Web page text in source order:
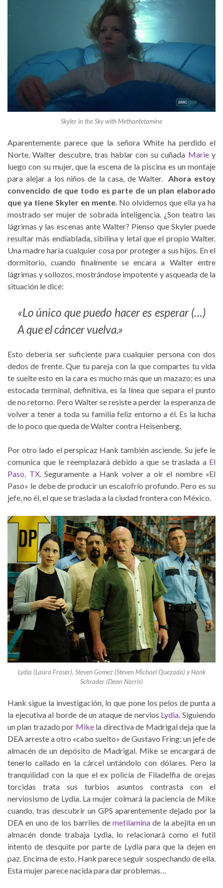
Skyler in the Sky with Methanfetamine
Aparentemente parece que la señora White ha perdido el
Norte. Walter descubre, tras hablar con su cuñada Mariey
luego con su mujer, que la escena de la piscina es un montaje
para alejar a los niños de la casa, de Walter. Ahora estoy
convencido de que todo es parte de un plan elaborado
que ya tiene Skyler en mente. No olvidemos que ella ya ha
mostrado ser mujer de sobrada inteligencia. ¿Son teatro las
lágrimas y las escenas ante Walter? Pienso que Skyler puede
resultar más endiablada, sibilina y letal que el propio Walter.
Una madre haría cualquier cosa por proteger a sus hijos. En el
dormitorio, cuando finalmente se encara a Walter entre
lágrimas y sollozos, mostrándose impotente y asqueada de la
situación le dice:
«Lo único que puedo hacer es esperar (…)
A que el cáncer vuelva.»
Esto debería ser suficiente para cualquier persona con dos
dedos de frente. Que tu pareja con la que compartes tu vida
te suelte esto en la cara es mucho más que un mazazo; es una
estocada terminal, definitiva, es la línea que separa el punto
de no retorno. Pero Walter se resiste a perder la esperanza de
volver a tener a toda su familia feliz entorno a él. Es la lucha
de lo poco que queda de Walter contra Heisenberg.
Por otro lado el perspicaz Hank también asciende. Su jefe le
comunica que le reemplazará debido a que se traslada a El
Paso, TX. Seguramente a Hank volver a oir el nombre «El
Paso» le debe de producir un escalofrío profundo. Pero es su
jefe, no él, el que se traslada a la ciudad frontera con México.
Lydia (Laura Fraser), Steven Gomez (Steven Michael Quezada) y Hank
Schrader (Dean Norris)
Hank sigue la investigación, lo que pone los pelos de punta a
la ejecutiva al borde de un ataque de nervios Lydia . Siguiendo
un plan trazado por Mikela directiva de Madrigal deja que la
DEA arreste a otro «cabo suelto» de Gustavo Fring: un jefe de
almacén de un depósito de Madrigal. Mike se encargará de
tenerlo callado en la cárcel untándolo con dólares. Pero la
tranquilidad con la que el ex policía de Filadelfia de orejas
torcidas trata sus turbios asuntos contrasta con el
nerviosismo de Lydia. La mujer colmará la paciencia de Mike
cuando, tras descubrir un GPS aparentemente dejado por la
DEA en uno de los barriles de metilaminade la abejita en un
almacén donde trabaja Lydia, lo relacionará como el futil
intento de desquite por parte de Lydia para que la dejen en
paz. Encima de esto, Hank parece seguir sospechando de ella.
Esta mujer parece nacida para dar problemas…